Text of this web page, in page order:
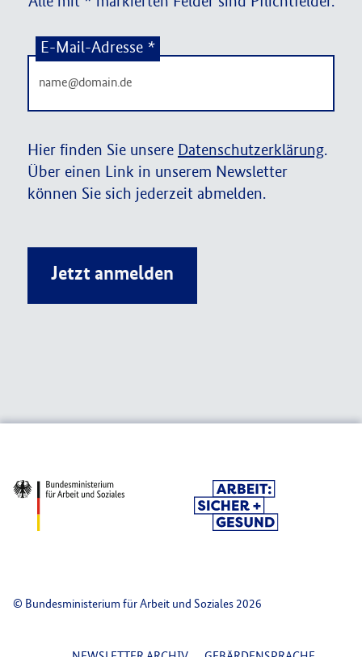
E-Mail-Adresse *
Hier finden Sie unsere Datenschutzerklärung.
Über einen Link in unserem Newsletter
können Sie sich jederzeit abmelden.
Jetzt anmelden
© Bundesministerium für Arbeit und Soziales 2026